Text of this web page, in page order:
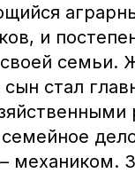
и
семьи.
сын стал
механиком.